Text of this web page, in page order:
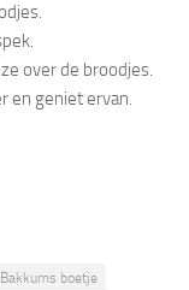
over de broodjes.
en geniet ervan.
Bakkums boetje